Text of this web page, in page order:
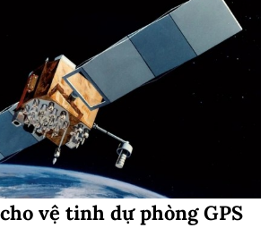
vệ tinh dự phòng GPS